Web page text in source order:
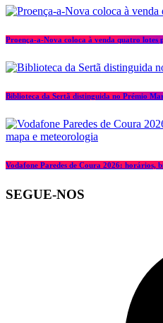
Proença-a-Nova coloca à venda quatro lotes
Biblioteca da Sertã distinguida no Prémio
Vodafone Paredes de Coura 2026: horários,
SEGUE-NOS